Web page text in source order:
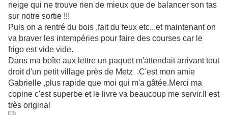
neige qui ne trouve rien de mieux que de balancer son tas
sur notre sortie !!!
Puis on a rentré du bois ,fait du feux etc...et maintenant on
va braver les intempéries pour faire des courses car le
frigo est vide vide.
Dans ma boîte aux lettre un paquet m'attendait arrivant tout
droit d'un petit village près de Metz .C'est mon amie
Gabrielle ,plus rapide que moi qui m'a gâtée.Merci ma
copine c'est superbe et le livre va beaucoup me servir.Il est
très original